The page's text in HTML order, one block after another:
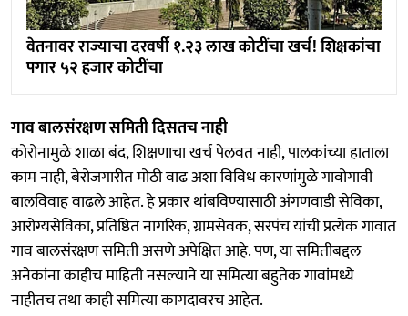
वेतनावर राज्याचा दरवर्षी १.२३ लाख कोटींचा खर्च! शिक्षकांचा
पगार ५२ हजार कोटींचा
गाव बालसंरक्षण समिती दिसतच नाही
कोरोनामुळे शाळा बंद, शिक्षणाचा खर्च पेलवत नाही, पालकांच्या हाताला
काम नाही, बेरोजगारीत मोठी वाढ अशा विविध कारणांमुळे गावोगावी
बालविवाह वाढले आहेत. हे प्रकार थांबविण्यासाठी अंगणवाडी सेविका,
आरोग्यसेविका, प्रतिष्ठित नागरिक, ग्रामसेवक, सरपंच यांची प्रत्येक गावात
गाव बालसंरक्षण समिती असणे अपेक्षित आहे. पण, या समितीबद्दल
अनेकांना काहीच माहिती नसल्याने या समित्या बहुतेक गावांमध्ये
नाहीतच तथा काही समित्या कागदावरच आहेत.